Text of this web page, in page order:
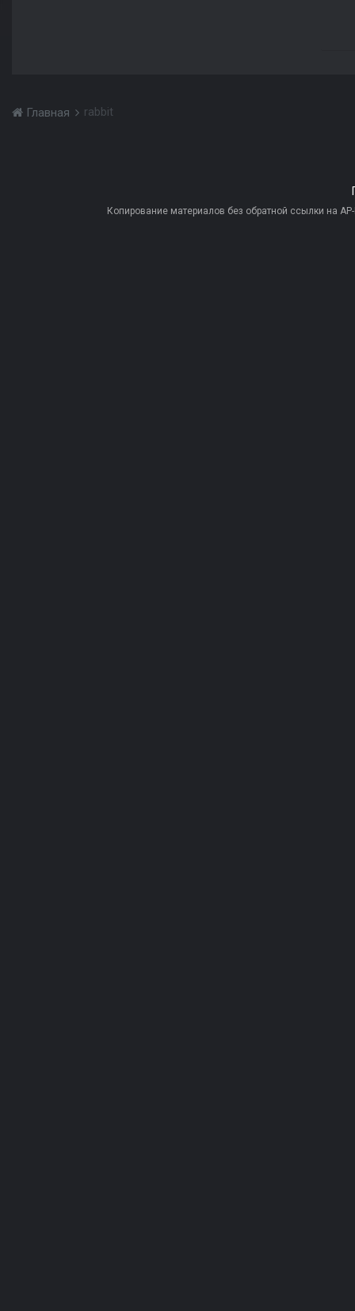
Главная rabbit
Копирование материалов без обратной ссылки на